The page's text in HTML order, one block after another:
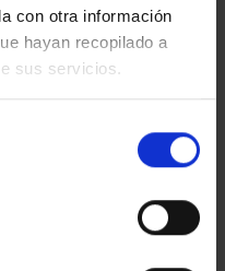
con otra información
hayan recopilado a
sus servicios.